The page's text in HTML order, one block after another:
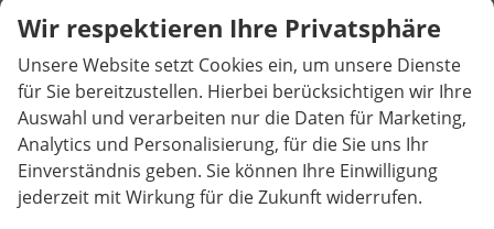
Drahtlos beheizbare Windschutzscheibe
Elektrische Heckklappenbedienung mit
Komfortöffnung
Abbiege- und Schlechtwetterlicht
Matrix-LED-Scheinwerfer
LED-Heckleuchten in Kristallglasoptik mit
animierten Blinkern und Welcome Effect
Wir respektieren Ihre Privatsphäre
Unsere Website setzt Cookies ein, um unsere Dienste
für Sie bereitzustellen. Hierbei berücksichtigen wir Ihre
Auswahl und verarbeiten nur die Daten für Marketing,
Analytics und Personalisierung, für die Sie uns Ihr
Einverständnis geben. Sie können Ihre Einwilligung
jederzeit mit Wirkung für die Zukunft widerrufen.